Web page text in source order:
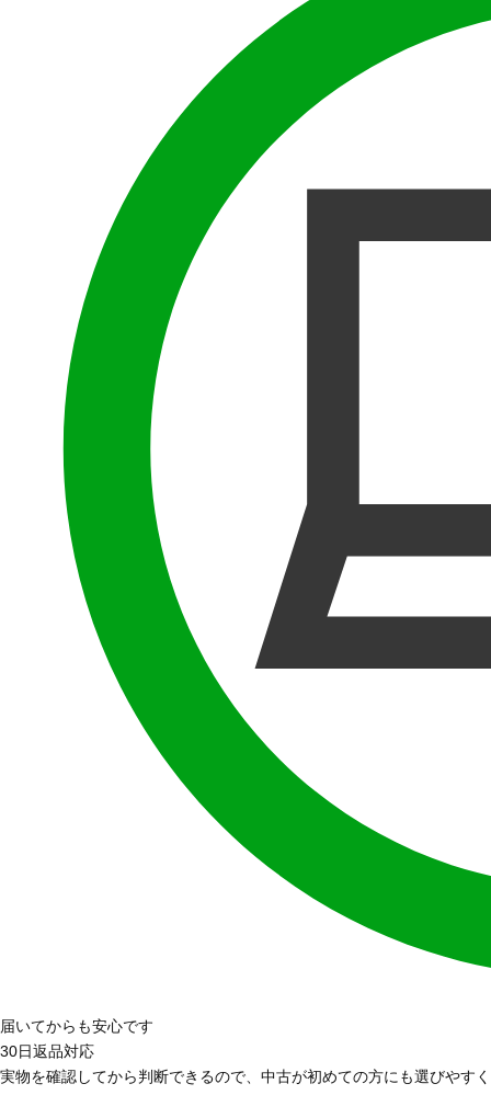
届いてからも安心です
30日返品対応
実物を確認してから判断できるので、中古が初めての方にも選びやす